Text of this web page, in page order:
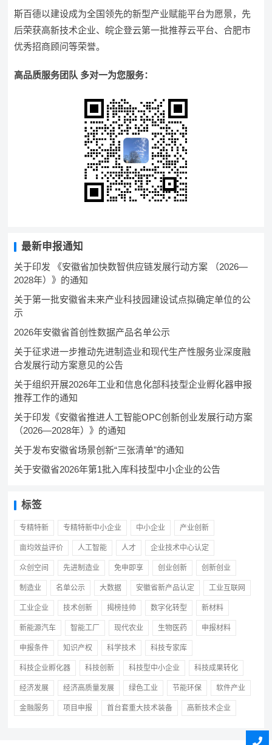
斯百德以建设成为全国领先的新型产业赋能平台为愿景，先
后荣获高新技术企业、皖企登云第一批推荐云平台、合肥市
优秀招商顾问等荣誉。
高品质服务团队 多对一为您服务：
最新申报通知
关于印发 《安徽省加快数智供应链发展行动方案 （2026—
2028年）》的通知
关于第一批安徽省未来产业科技园建设试点拟确定单位的公
示
2026年安徽省首创性数据产品名单公示
关于征求进一步推动先进制造业和现代生产性服务业深度融
合发展行动方案意见的公告
关于组织开展2026年工业和信息化部科技型企业孵化器申报
推荐工作的通知
关于印发《安徽省推进人工智能OPC创新创业发展行动方案
（2026—2028年）》的通知
关于发布安徽省场景创新“三张清单”的通知
关于安徽省2026年第1批入库科技型中小企业的公告
标签
专精特新 专精特新中小企业 中小企业 产业创新
亩均效益评价 人工智能 人才 企业技术中心认定
众创空间 先进制造业 免申即享 创业创新 创新创业
制造业 名单公示 大数据 安徽省新产品认定 工业互联网
工业企业 技术创新 揭榜挂帅 数字化转型 新材料
新能源汽车 智能工厂 现代农业 生物医药 申报材料
申报条件 知识产权 科学技术 科技专家库
科技企业孵化器 科技创新 科技型中小企业 科技成果转化
经济发展 经济高质量发展 绿色工业 节能环保 软件产业
金融服务 项目申报 首台套重大技术装备 高新技术企业